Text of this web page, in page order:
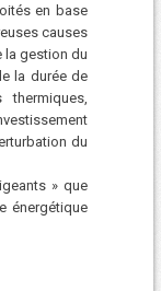
en base
causes
la gestion du
la durée de
du
» que
énergétique